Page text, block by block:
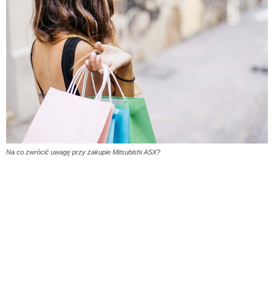
Na co zwrócić uwagę przy zakupie Mitsubishi ASX?